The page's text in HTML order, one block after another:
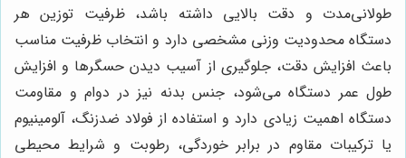
طولانی‌مدت و دقت بالایی داشته باشد، ظرفیت توزین هر
دستگاه محدودیت وزنی مشخصی دارد و انتخاب ظرفیت مناسب
باعث افزایش دقت، جلوگیری از آسیب دیدن حسگرها و افزایش
طول عمر دستگاه می‌شود، جنس بدنه نیز در دوام و مقاومت
دستگاه اهمیت زیادی دارد و استفاده از فولاد ضدزنگ، آلومینیوم
یا ترکیبات مقاوم در برابر خوردگی، رطوبت و شرایط محیطی